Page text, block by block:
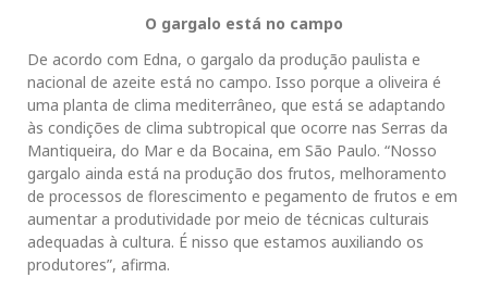
O gargalo está no campo
De acordo com Edna, o gargalo da produção paulista e
nacional de azeite está no campo. Isso porque a oliveira é
uma planta de clima mediterrâneo, que está se adaptando
às condições de clima subtropical que ocorre nas Serras da
Mantiqueira, do Mar e da Bocaina, em São Paulo. “Nosso
gargalo ainda está na produção dos frutos, melhoramento
de processos de florescimento e pegamento de frutos e em
aumentar a produtividade por meio de técnicas culturais
adequadas à cultura. É nisso que estamos auxiliando os
produtores”, afirma.